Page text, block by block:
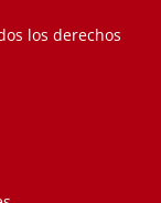
los derechos